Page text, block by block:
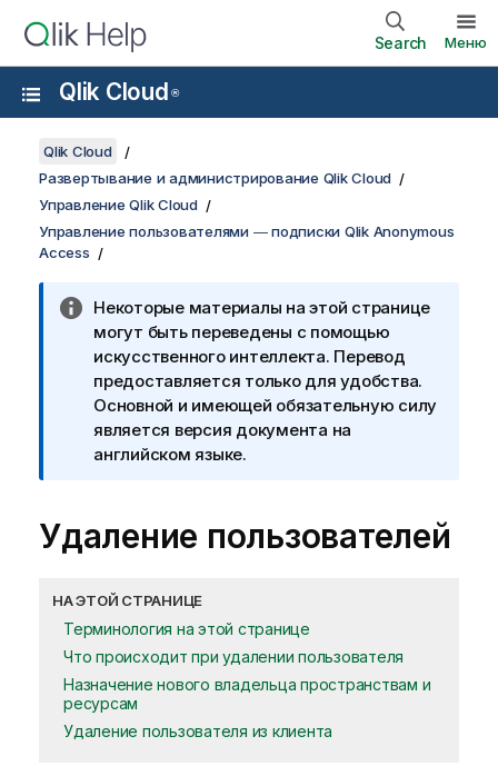
Search Меню
Qlik Cloud ®
Qlik Cloud
Развертывание и администрирование Qlik Cloud
Управление Qlik Cloud
Управление пользователями ― подписки Qlik Anonymous
Access
Некоторые материалы на этой странице
могут быть переведены с помощью
искусственного интеллекта. Перевод
предоставляется только для удобства.
Основной и имеющей обязательную силу
является версия документа на
английском языке.
Удаление пользователей
НА ЭТОЙ СТРАНИЦЕ
Терминология на этой странице
Что происходит при удалении пользователя
Назначение нового владельца пространствам и
ресурсам
Удаление пользователя из клиента